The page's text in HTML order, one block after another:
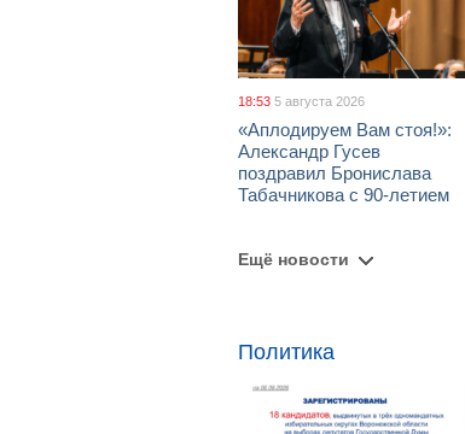
18:53 5 августа 2026
«Аплодируем Вам стоя!»:
Александр Гусев
поздравил Бронислава
Табачникова с 90-летием
Ещё новости
Политика